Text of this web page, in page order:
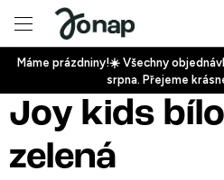
obsah
Máme prázdniny!☀️ Všechny
srpna. Přejeme
Joy kids
zelená